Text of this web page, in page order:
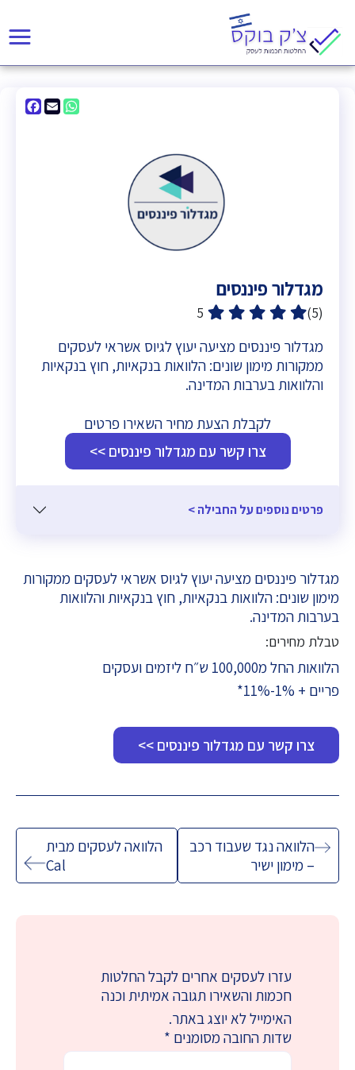
Email
WhatsApp
מגדלור פיננסים
5
מגדלור פיננסים מציעה יעוץ לגיוס אשראי לעסקים
ממקורות מימון שונים: הלוואות בנקאיות, חוץ בנקאיות
והלוואות בערבות המדינה.
לקבלת הצעת מחיר השאירו פרטים
צרו קשר עם מגדלור פיננסים >>
פרטים נוספים על החבילה >
מגדלור פיננסים מציעה יעוץ לגיוס אשראי לעסקים ממקורות
מימון שונים: הלוואות בנקאיות, חוץ בנקאיות והלוואות
בערבות המדינה.
טבלת מחירים:
הלוואות החל מ100,000 ש״ח ליזמים ועסקים
פריים + 1%-11%*
צרו קשר עם מגדלור פיננסים >>
ניווטהלוואה נגד שעבוד רכב
– מימון ישיר
הלוואה לעסקים מבית
Cal
עזרו לעסקים אחרים לקבל החלטות
חכמות והשאירו תגובה אמיתית וכנה
האימייל לא יוצג באתר.
שדות החובה מסומנים*